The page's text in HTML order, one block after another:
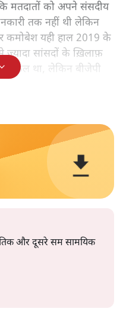
मतदातों को अपने संसदीय
तक नहीं थी लेकिन
कमोबेश यही हाल 2019 के
ज़्यादा सांसदों के ख़िलाफ़
था, लेकिन बीजेपी
और दूसरे सम सामयिक